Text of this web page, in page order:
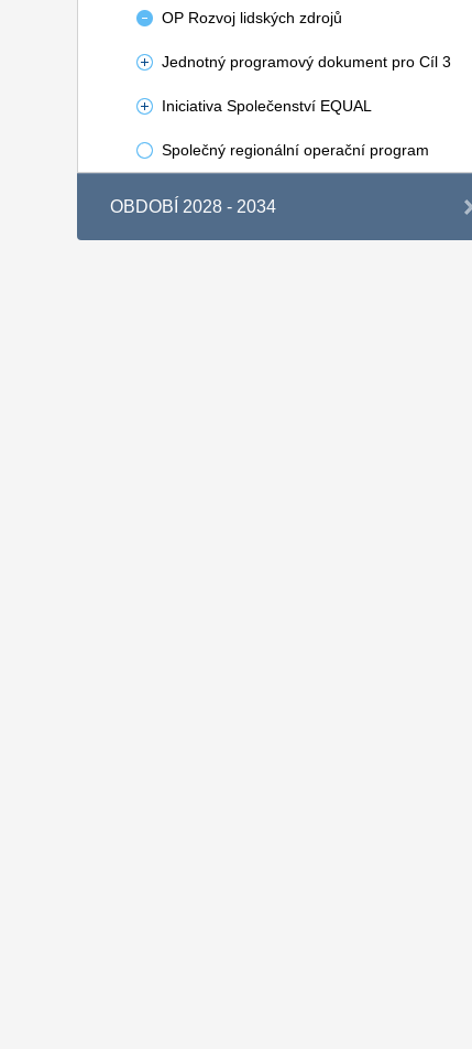
OP Rozvoj lidských zdrojů
Jednotný programový dokument pro Cíl 3
Iniciativa Společenství EQUAL
Společný regionální operační program
OBDOBÍ 2028 - 2034